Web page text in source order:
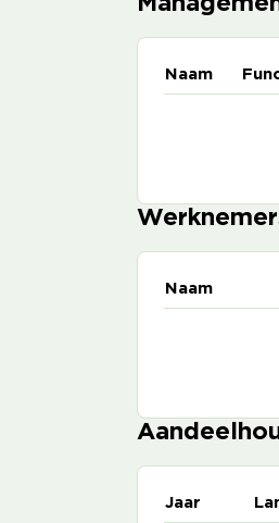
Naam
Naam
Jaar